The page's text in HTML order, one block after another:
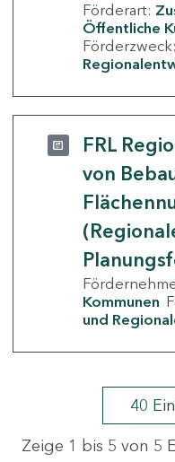
Förderart:
Öffentliche
Förderzweck:
FRL
von
Kommunen
und
40
Zeige 1 bis 5 von 5